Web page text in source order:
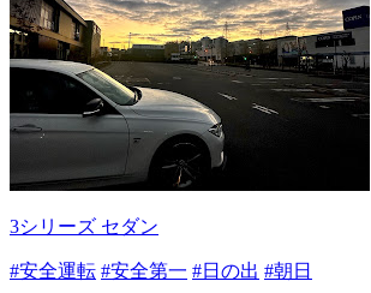
3シリーズ セダン
#安全運転 #安全第一 #日の出 #朝日